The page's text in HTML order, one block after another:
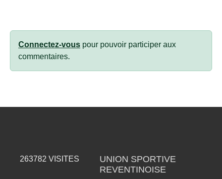
Connectez-vous pour pouvoir participer aux
commentaires.
263782 VISITES
UNION SPORTIVE
REVENTINOISE